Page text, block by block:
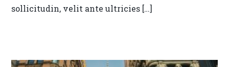
sollicitudin, velit ante ultricies […]